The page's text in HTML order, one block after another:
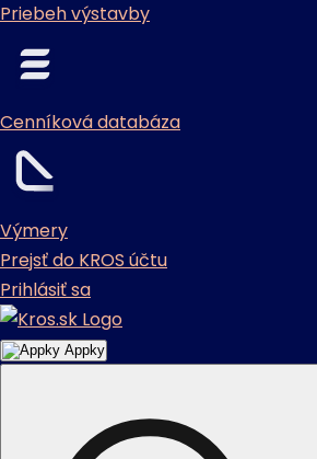
Priebeh výstavby
Cenníková databáza
Výmery
Prejsť do KROS účtu
Prihlásiť sa
Appky